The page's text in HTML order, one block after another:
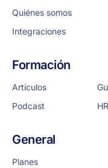
Quiénes somos
Integraciones
Formación
Artículos
Podcast
General
Planes